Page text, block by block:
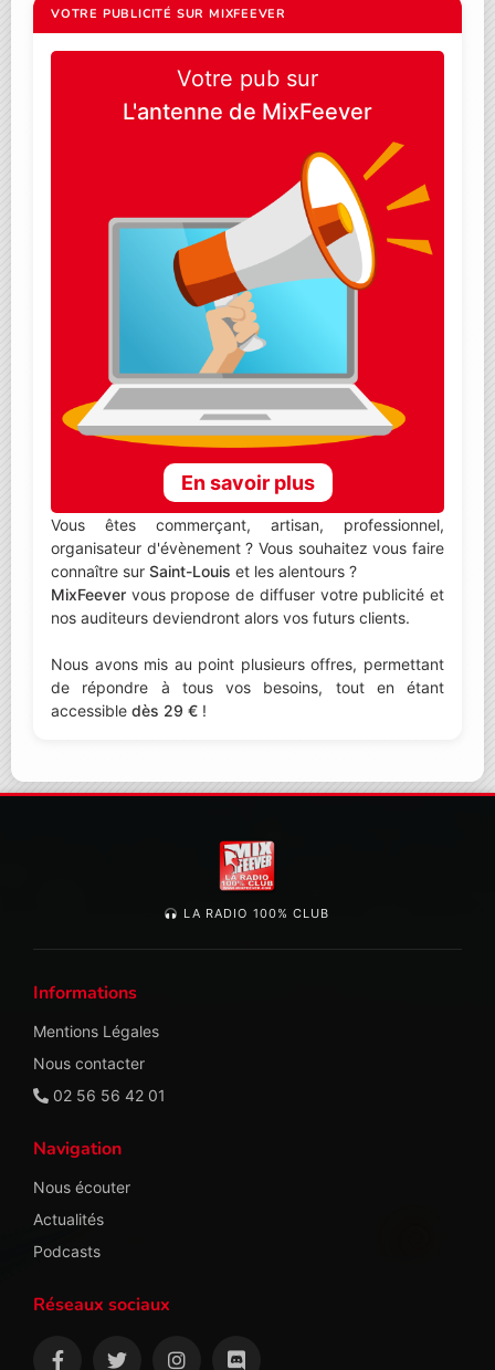
VOTRE PUBLICITÉ SUR MIXFEEVER
Votre pub sur
L'antenne de MixFeever
En savoir plus
Vous êtes commerçant, artisan, professionnel,
organisateur d'évènement ? Vous souhaitez vous faire
connaître sur Saint-Louis et les alentours ?
MixFeever vous propose de diffuser votre publicité et
nos auditeurs deviendront alors vos futurs clients.
Nous avons mis au point plusieurs offres, permettant
de répondre à tous vos besoins, tout en étant
accessible dès 29 € !
LA RADIO 100% CLUB
Informations
Mentions Légales
Nous contacter
02 56 56 42 01
Navigation
Nous écouter
Actualités
Podcasts
Réseaux sociaux